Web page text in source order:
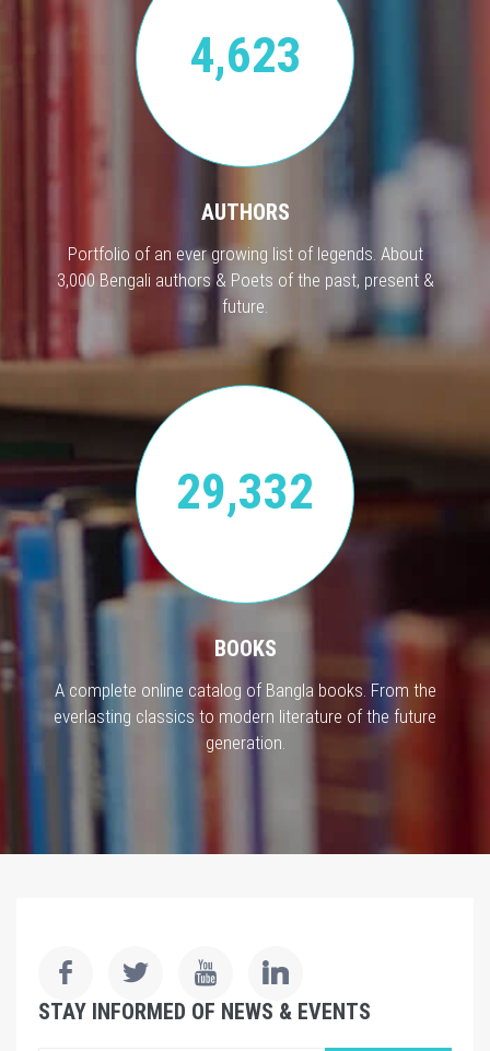
4,623
AUTHORS
Portfolio of an ever growing list of legends. About
3,000 Bengali authors & Poets of the past, present &
future.
29,332
BOOKS
A complete online catalog of Bangla books. From the
everlasting classics to modern literature of the future
generation.
STAY INFORMED OF NEWS & EVENTS